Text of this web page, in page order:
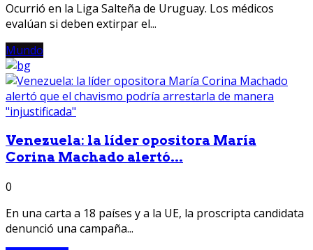
Ocurrió en la Liga Salteña de Uruguay. Los médicos
evalúan si deben extirpar el...
Mundo
Venezuela: la líder opositora María
Corina Machado alertó...
0
En una carta a 18 países y a la UE, la proscripta candidata
denunció una campaña...